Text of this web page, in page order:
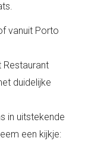
vanuit Porto
Restaurant
duidelijke
in uitstekende
een kijkje: